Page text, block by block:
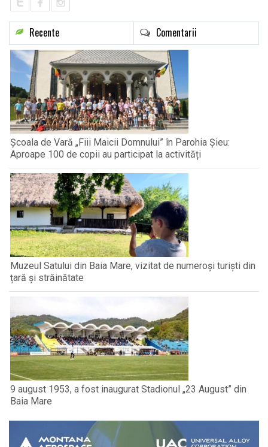
Recente Comentarii
Școala de Vară „Fiii Maicii Domnului” în Parohia Șieu:
Aproape 100 de copii au participat la activități
Muzeul Satului din Baia Mare, vizitat de numeroși turiști din
țară și străinătate
9 august 1953, a fost inaugurat Stadionul „23 August” din
Baia Mare